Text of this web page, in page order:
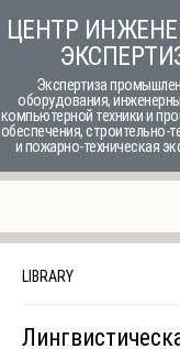
to
content
ЦЕНТР
Экспертиза
оборудования,
компьютерной техники и
обеспечения, строительно-
и пожарно-техническая
LIBRARY